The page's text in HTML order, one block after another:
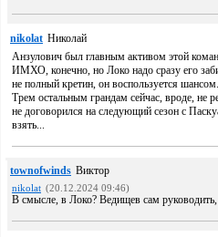
nikolat Николай
Анзулович был главным активом этой
ИМХО, конечно, но Локо надо сразу его
не полный кретин, он воспользуется шансом.
Трем остальным грандам сейчас, вроде, не
не договорился на следующий сезон с
взять...
townofwinds Виктор
nikolat (20.12.2024 09:46)
В смысле, в Локо? Ведищев сам